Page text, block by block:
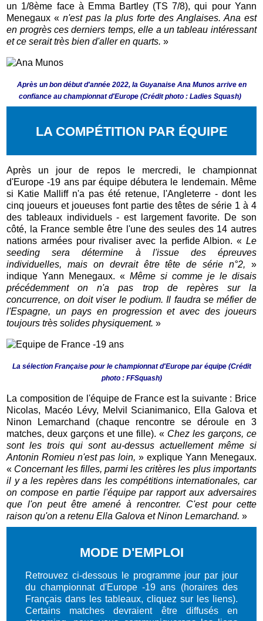
un 1/8ème face à Emma Bartley (TS 7/8), qui pour Yann
Menegaux «n'est pas la plus forte des Anglaises. Ana est
en progrès ces derniers temps, elle a un tableau intéressant
et ce serait très bien d'aller en quarts. »
Après un bon début d'année 2022, la Guyanaise Ana Munos arrive en
confiance au championnat d'Europe (Crédit photo : Ladies Squash)
LA COMPÉTITION PAR ÉQUIPE
Après un jour de repos le mercredi, le championnat
d'Europe -19 ans par équipe débutera le lendemain. Même
si Katie Malliff n'a pas été retenue, l'Angleterre - dont les
cinq joueurs et joueuses font partie des têtes de série 1 à 4
des tableaux individuels - est largement favorite. De son
côté, la France semble être l'une des seules des 14 autres
nations armées pour rivaliser avec la perfide Albion. « Le
seeding sera détermine à l'issue des épreuves
individuelles, mais on devrait être tête de série n°2, »
indique Yann Menegaux. « Même si comme je le disais
précédemment on n'a pas trop de repères sur la
concurrence, on doit viser le podium. Il faudra se méfier de
l'Espagne, un pays en progression et avec des joueurs
toujours très solides physiquement. »
La sélection Française pour le championnat d'Europe par équipe (Crédit
photo : FFSquash)
La composition de l'équipe de France est la suivante : Brice
Nicolas, Macéo Lévy, Melvil Scianimanico, Ella Galova et
Ninon Lemarchand (chaque rencontre se déroule en 3
matches, deux garçons et une fille). « Chez les garçons, ce
sont les trois qui sont au-dessus actuellement même si
Antonin Romieu n'est pas loin, » explique Yann Menegaux.
« Concernant les filles, parmi les critères les plus importants
il y a les repères dans les compétitions internationales, car
on compose en partie l'équipe par rapport aux adversaires
que l'on peut être amené à rencontrer. C'est pour cette
raison qu'on a retenu Ella Galova et Ninon Lemarchand. »
MODE D'EMPLOI
Retrouvez ci-dessous le programme jour par jour
du championnat d'Europe -19 ans (horaires des
Français dans les tableaux, cliquez sur les liens).
Certains matches devraient être diffusés en